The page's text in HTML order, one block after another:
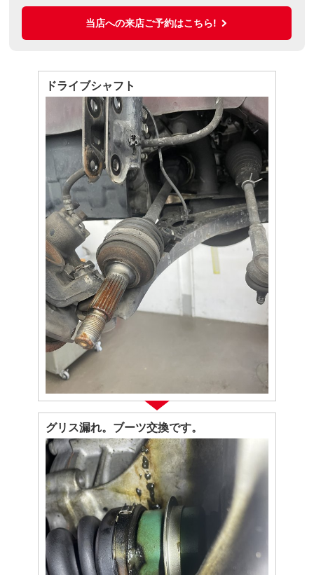
当店への来店ご予約はこちら!
ドライブシャフト
グリス漏れ。ブーツ交換です。